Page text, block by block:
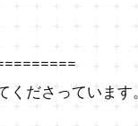
ださっています。